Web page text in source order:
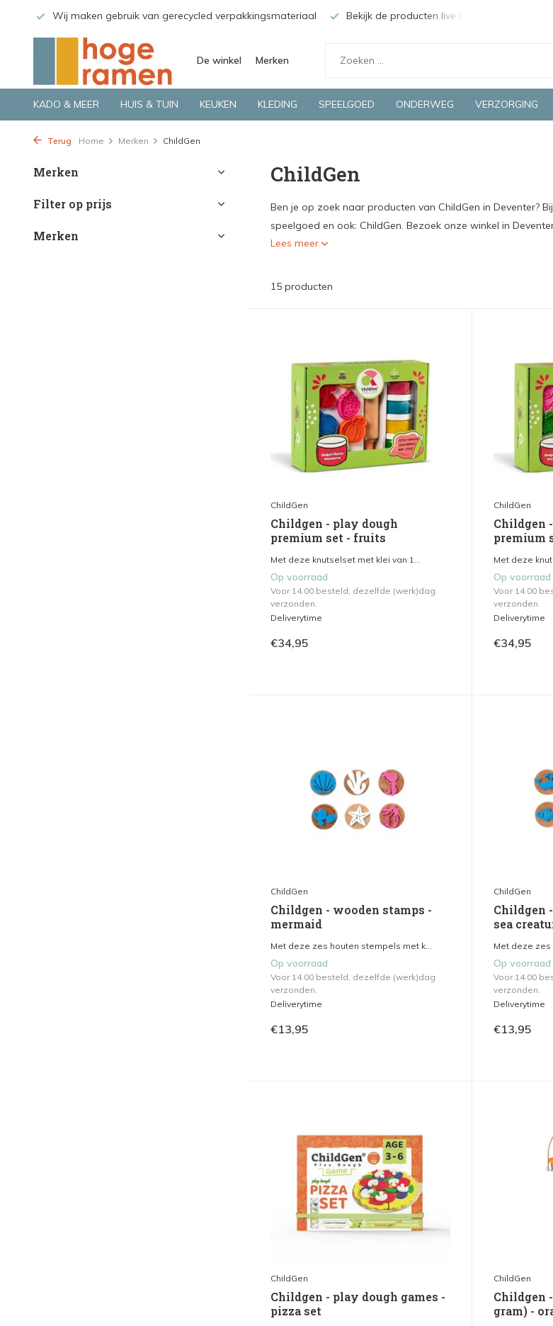
Wij maken gebruik van gerecycled verpakkingsmateriaal Bekijk de producten live in onze winkel in
De winkel Merken
KADO & MEER HUIS & TUIN KEUKEN KLEDING SPEELGOED ONDERWEG VERZORGING
Terug Home Merken ChildGen
Merken
Filter op prijs
Merken
ChildGen
Ben je op zoek naar producten van ChildGen in Deventer?
speelgoed en ook: ChildGen. Bezoek onze winkel in
Lees meer
15 producten
ChildGen
Childgen - play dough
premium set - fruits
Met deze knutselset met klei van 1...
Op voorraad
Voor 14.00 besteld, dezelfde (werk)dag
verzonden.
Deliverytime
€34,95
ChildGen
Childgen
premium
Met deze
Op voorraad
Voor 14.00
verzonden.
Deliverytime
€34,95
ChildGen
Childgen - wooden stamps -
mermaid
Met deze zes houten stempels met k...
Op voorraad
Voor 14.00 besteld, dezelfde (werk)dag
verzonden.
Deliverytime
€13,95
ChildGen
Childgen
sea
Met deze zes
Op voorraad
Voor 14.00
verzonden.
Deliverytime
€13,95
ChildGen
Childgen - play dough games -
pizza set
ChildGen
Childgen
gram) -